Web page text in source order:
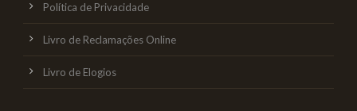
Política de Privacidade
Livro de Reclamações Online
Livro de Elogios